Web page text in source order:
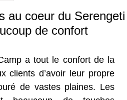
au coeur du Serengeti
de confort
a tout le confort de la
clients d’avoir leur propre
de vastes plaines. Les